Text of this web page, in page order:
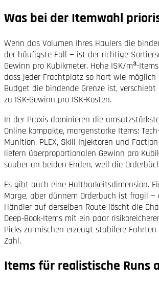
Was bei der Itemwahl
Wenn das Volumen Ihres Haulers die
der häufigste Fall — ist der richtige
Gewinn pro Kubikmeter. Hohe ISK/m³-
dass jeder Fracht­platz so hart wie
Budget die bindende Grenze ist, verschiebt
zu ISK-Gewinn pro ISK-Kosten.
In der Praxis dominieren die
Online kompakte, margen­starke Items:
Munition, PLEX, Skill-Injektoren und
liefern überproportionalen Gewinn pro
sauber an beiden Enden, weil die
Es gibt auch eine Haltbarkeits­dimension.
Marge, aber dünnem Orderbuch ist fragil —
Händler auf derselben Route löscht die
Deep-Book-Items mit ein paar
Picks zu mischen erzeugt stabilere
Zahl.
Items für realistische Runs